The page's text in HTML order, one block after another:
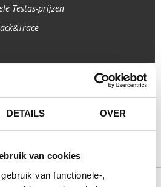
DETAILS OVER
van cookies
van functionele-,
Testas-prijzen
OMSCHRIJVING